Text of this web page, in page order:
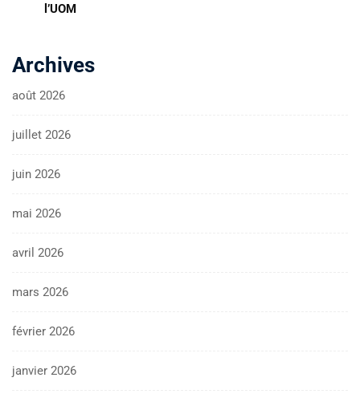
l’UOM
Archives
août 2026
juillet 2026
juin 2026
mai 2026
avril 2026
mars 2026
février 2026
janvier 2026